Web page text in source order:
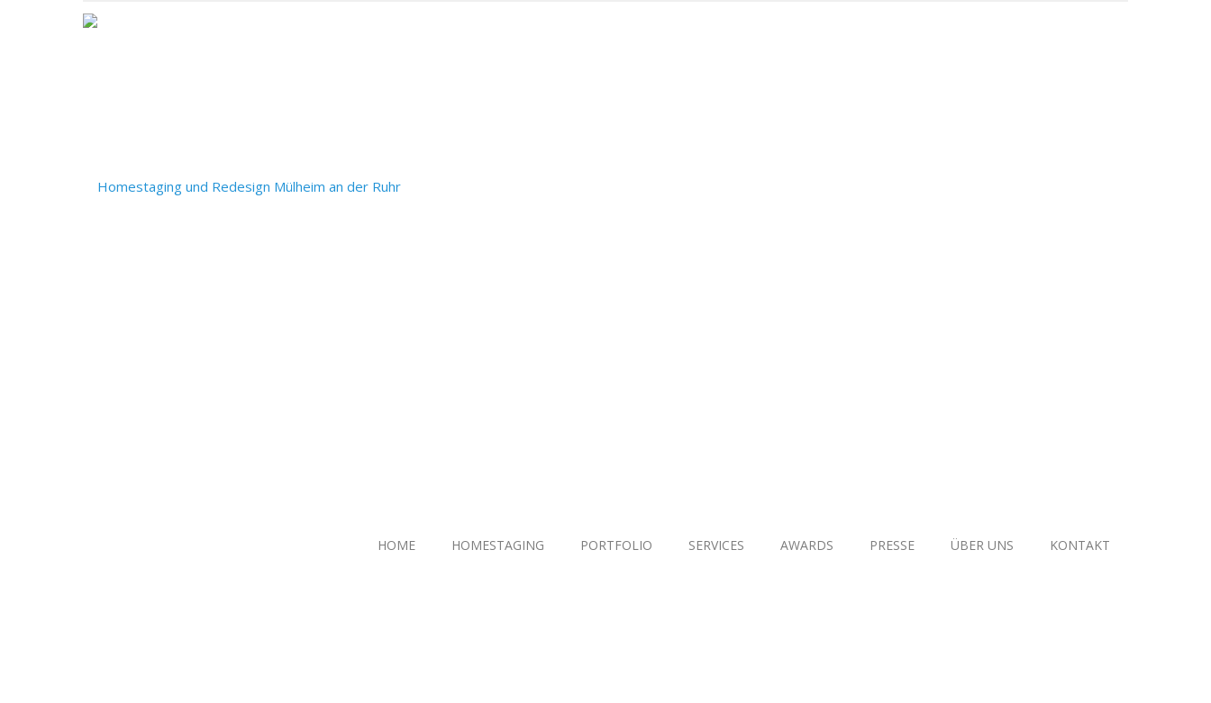
HOME HOMESTAGING PORTFOLIO SERVICES AWARDS PRESSE ÜBER UNS KONTAKT